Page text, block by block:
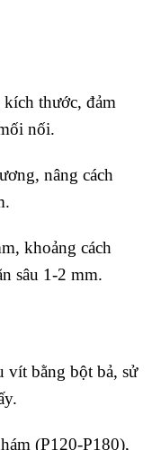
kích thước, đảm
nối.
nâng cách
khoảng cách
sâu 1-2 mm.
vít bằng bột bả, sử
(P120-P180),